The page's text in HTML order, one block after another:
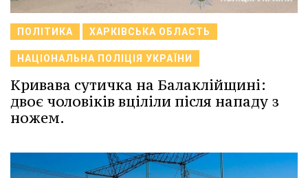
ПОЛІТИКА ХАРКІВСЬКА ОБЛАСТЬ
НАЦІОНАЛЬНА ПОЛІЦІЯ УКРАЇНИ
Кривава сутичка на Балаклійщині:
двоє чоловіків вціліли після нападу з
ножем.